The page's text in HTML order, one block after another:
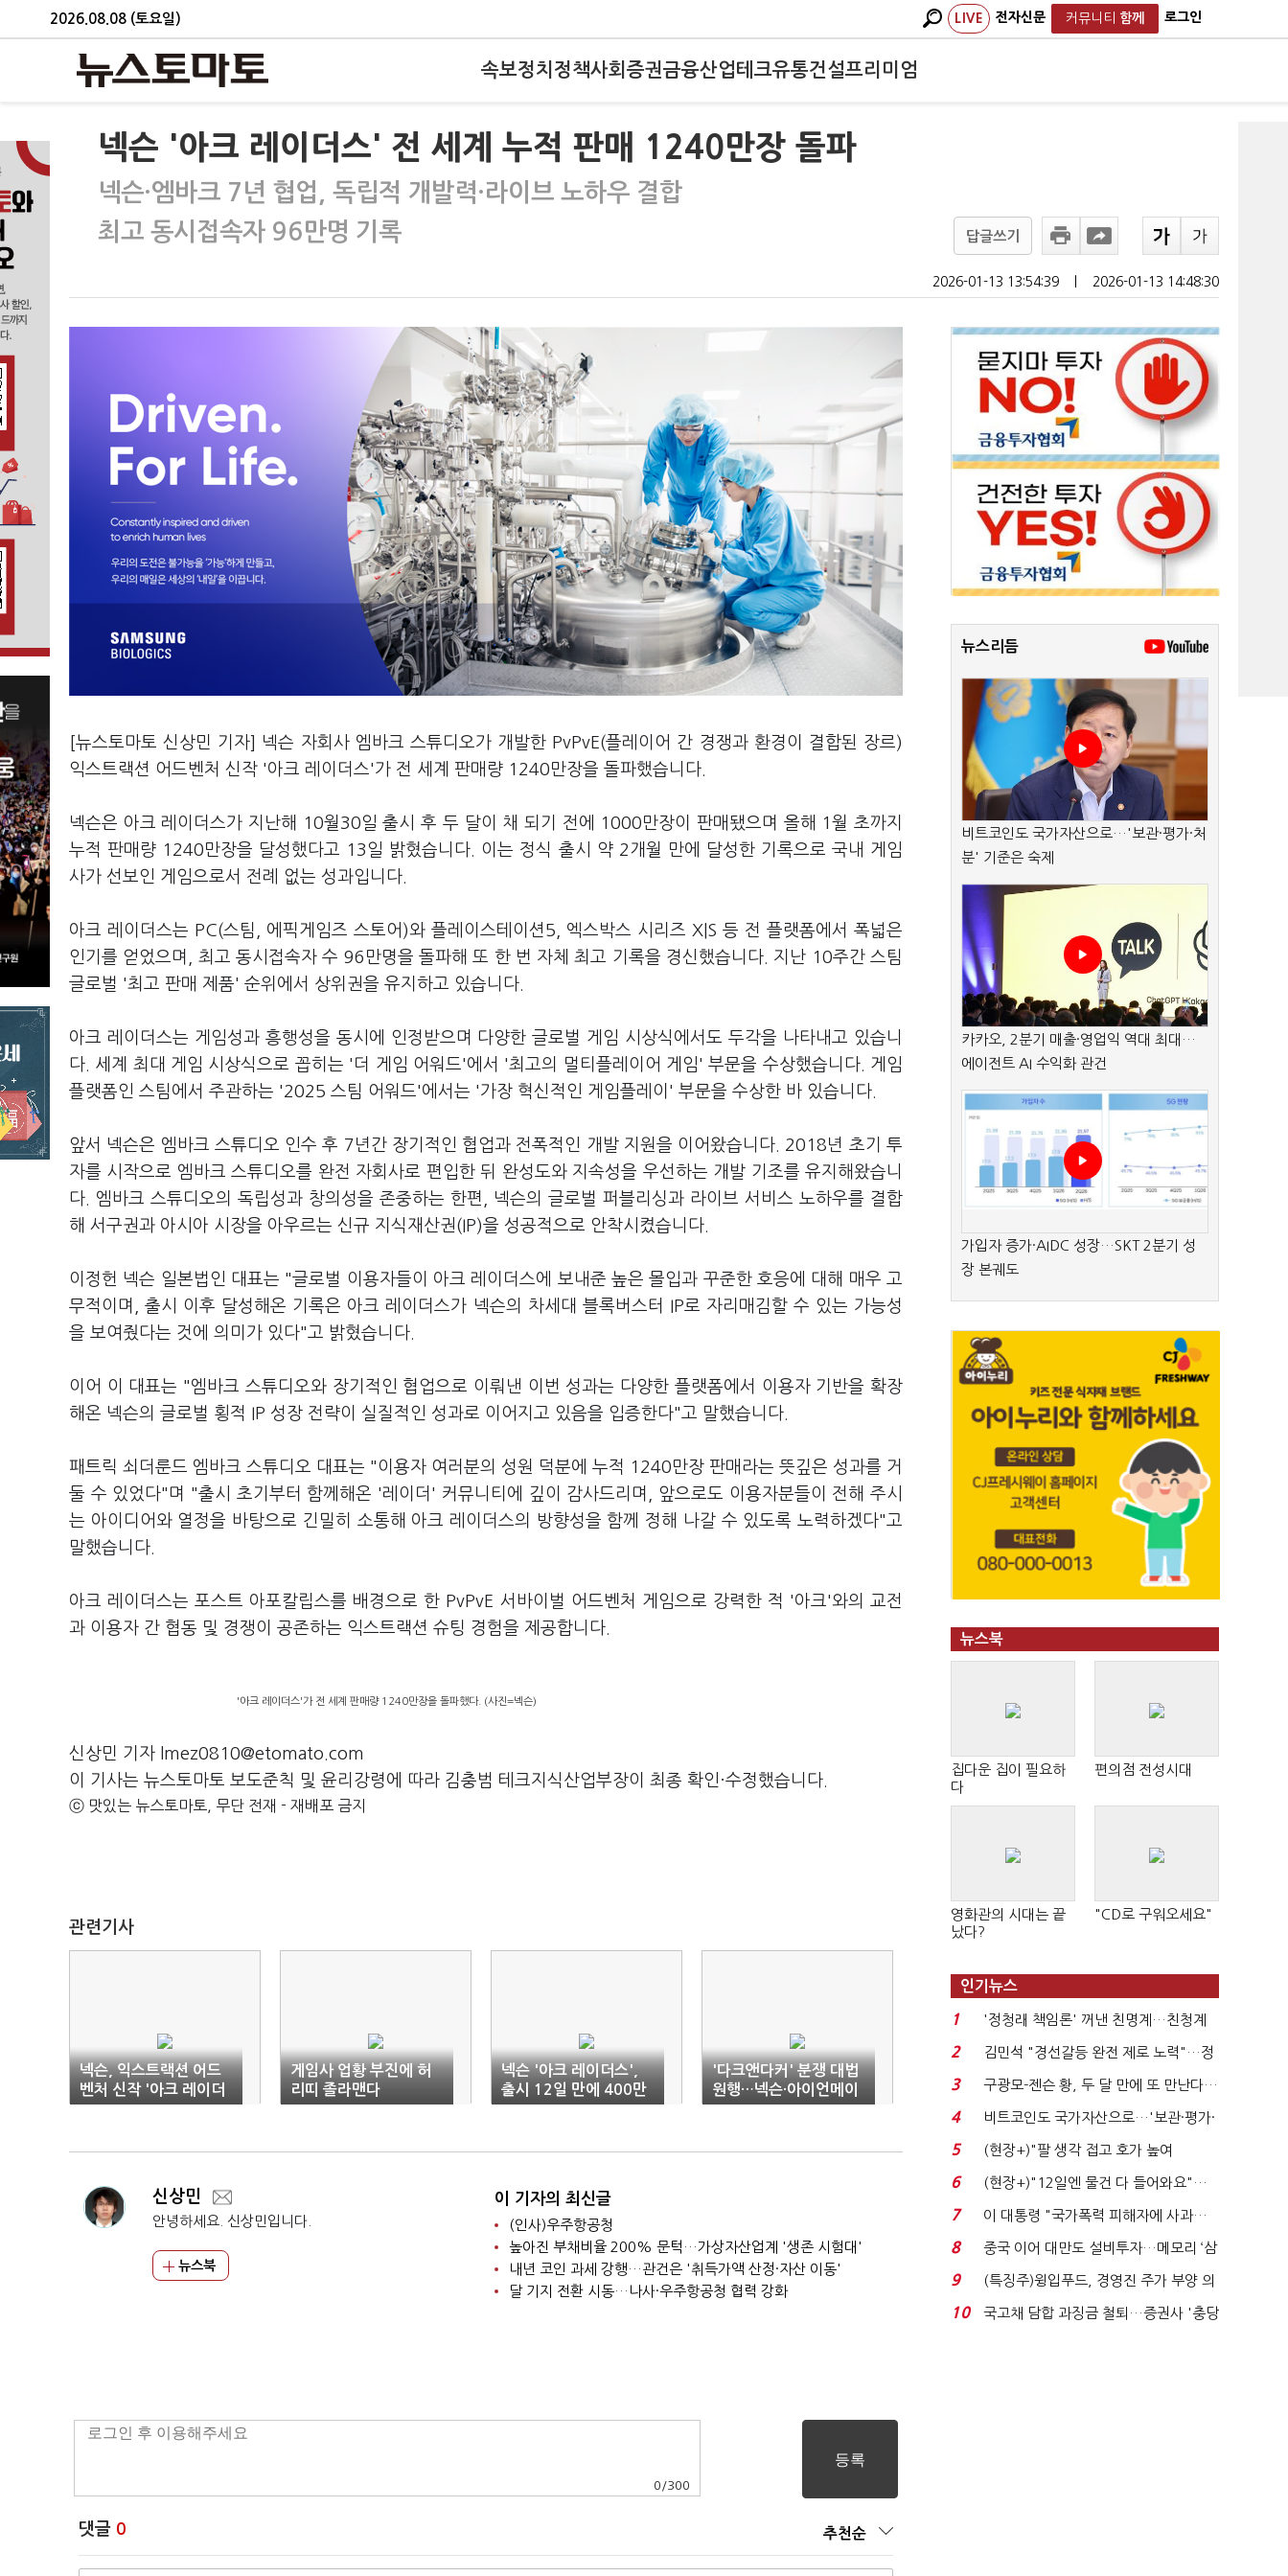
2026.08.08 (토요일) LIVE 전자신문 커뮤니티 함께 로그인
속보정치 정책사회 증권금융산업테크유통건설프리미엄
넥슨 '아크 레이더스' 전 세계 누적 판매 1240만장 돌파
넥슨·엠바크 7년 협업, 독립적 개발력·라이브 노하우 결합
최고 동시접속자 96만명 기록
답글쓰기
2026-01-13 13:54:39 2026-01-13 14:48:30
[뉴스토마토 신상민 기자] 넥슨 자회사 엠바크 스튜디오가 개발한 PvPvE(플레이어 간 경쟁과 환경이 결합된 장르)
익스트랙션 어드벤처 신작 '아크 레이더스'가 전 세계 판매량 1240만장을 돌파했습니다.
넥슨은 아크 레이더스가 지난해 10월30일 출시 후 두 달이 채 되기 전에 1000만장이 판매됐으며 올해 1월 초까지
누적 판매량 1240만장을 달성했다고 13일 밝혔습니다. 이는 정식 출시 약 2개월 만에 달성한 기록으로 국내 게임
사가 선보인 게임으로서 전례 없는 성과입니다.
아크 레이더스는 PC(스팀, 에픽게임즈 스토어)와 플레이스테이션5, 엑스박스 시리즈 X|S 등 전 플랫폼에서 폭넓은
인기를 얻었으며, 최고 동시접속자 수 96만명을 돌파해 또 한 번 자체 최고 기록을 경신했습니다. 지난 10주간 스팀
글로벌 '최고 판매 제품' 순위에서 상위권을 유지하고 있습니다.
아크 레이더스는 게임성과 흥행성을 동시에 인정받으며 다양한 글로벌 게임 시상식에서도 두각을 나타내고 있습니
다. 세계 최대 게임 시상식으로 꼽히는 '더 게임 어워드'에서 '최고의 멀티플레이어 게임' 부문을 수상했습니다. 게임
플랫폼인 스팀에서 주관하는 '2025 스팀 어워드'에서는 '가장 혁신적인 게임플레이' 부문을 수상한 바 있습니다.
앞서 넥슨은 엠바크 스튜디오 인수 후 7년간 장기적인 협업과 전폭적인 개발 지원을 이어왔습니다. 2018년 초기 투
자를 시작으로 엠바크 스튜디오를 완전 자회사로 편입한 뒤 완성도와 지속성을 우선하는 개발 기조를 유지해왔습니
다. 엠바크 스튜디오의 독립성과 창의성을 존중하는 한편, 넥슨의 글로벌 퍼블리싱과 라이브 서비스 노하우를 결합
해 서구권과 아시아 시장을 아우르는 신규 지식재산권(IP)을 성공적으로 안착시켰습니다.
이정헌 넥슨 일본법인 대표는 "글로벌 이용자들이 아크 레이더스에 보내준 높은 몰입과 꾸준한 호응에 대해 매우 고
무적이며, 출시 이후 달성해온 기록은 아크 레이더스가 넥슨의 차세대 블록버스터 IP로 자리매김할 수 있는 가능성
을 보여줬다는 것에 의미가 있다"고 밝혔습니다.
이어 이 대표는 "엠바크 스튜디오와 장기적인 협업으로 이뤄낸 이번 성과는 다양한 플랫폼에서 이용자 기반을 확장
해온 넥슨의 글로벌 횡적 IP 성장 전략이 실질적인 성과로 이어지고 있음을 입증한다"고 말했습니다.
패트릭 쇠더룬드 엠바크 스튜디오 대표는 "이용자 여러분의 성원 덕분에 누적 1240만장 판매라는 뜻깊은 성과를 거
둘 수 있었다"며 "출시 초기부터 함께해온 '레이더' 커뮤니티에 깊이 감사드리며, 앞으로도 이용자분들이 전해 주시
는 아이디어와 열정을 바탕으로 긴밀히 소통해 아크 레이더스의 방향성을 함께 정해 나갈 수 있도록 노력하겠다"고
말했습니다.
아크 레이더스는 포스트 아포칼립스를 배경으로 한 PvPvE 서바이벌 어드벤처 게임으로 강력한 적 '아크'와의 교전
과 이용자 간 협동 및 경쟁이 공존하는 익스트랙션 슈팅 경험을 제공합니다.
'아크 레이더스'가 전 세계 판매량 1240만장을 돌파했다. (사진=넥슨)
신상민 기자 lmez0810@etomato.com
이 기사는 뉴스토마토 보도준칙 및 윤리강령에 따라 김충범 테크지식산업부장이 최종 확인·수정했습니다.
ⓒ 맛있는 뉴스토마토, 무단 전재 - 재배포 금지
관련기사
넥슨, 익스트랙션 어드
벤처 신작 '아크 레이더
스' 출시
게임사 업황 부진에 허
리띠 졸라맨다
넥슨 '아크 레이더스',
출시 12일 만에 400만
장…글로벌 흥행
'다크앤다커' 분쟁 대법
원행…넥슨·아이언메이
스 쌍방 상고
신상민
안녕하세요. 신상민입니다.
뉴스북
이 기자의 최신글
(인사)우주항공청
높아진 부채비율 200% 문턱…가상자산업계 '생존 시험대'
내년 코인 과세 강행…관건은 '취득가액 산정·자산 이동'
달 기지 전환 시동…나사·우주항공청 협력 강화
0 /300
댓글 0 추천순
뉴스리듬
비트코인도 국가자산으로…'보관·평가·처
분' 기준은 숙제
카카오, 2분기 매출·영업익 역대 최대…
에이전트 AI 수익화 관건
가입자 증가·AIDC 성장…SKT 2분기 성
장 본궤도
뉴스북
집다운 집이 필요하
다
편의점 전성시대
영화관의 시대는 끝
났다?
"CD로 구워오세요"
인기뉴스
1
'정청래 책임론' 꺼낸 친명계…친청계
는 추가투표 때리기...
2
김민석 "경선갈등 완전 제로 노력"…정
청래 "반명 공세 사...
3
구광모-젠슨 황, 두 달 만에 또 만난다…
로봇·AI 등 논...
4
비트코인도 국가자산으로…'보관·평가·
처분' 기준은 ...
5
(현장+)"팔 생각 접고 호가 높여
요"…'덜 똘똘한 한 채' 20...
6
(현장+)"12일엔 물건 다 들어와요"…
빈 매대 채우며 문 연 ...
7
이 대통령 "국가폭력 피해자에 사과…
적극적 조사로 진...
8
중국 이어 대만도 설비투자…메모리 ‘삼
국전쟁’
9
(특징주)윙입푸드, 경영진 주가 부양 의
지에 상한가...
10
국고채 담합 과징금 철퇴…증권사 '충당